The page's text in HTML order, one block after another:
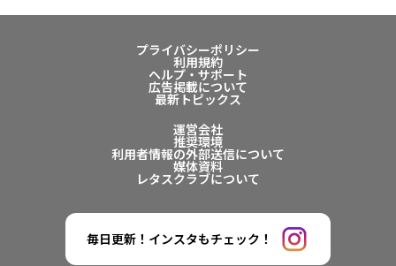
プライバシーポリシー
利用規約
ヘルプ・サポート
広告掲載について
最新トピックス
運営会社
推奨環境
利用者情報の外部送信について
媒体資料
レタスクラブについて
毎日更新！インスタもチェック！